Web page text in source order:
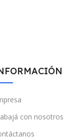
con nosotros